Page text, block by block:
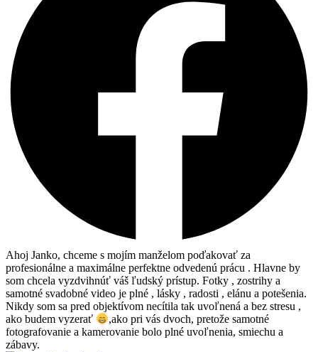
Ahoj Janko, chceme s mojím manželom poďakovať za
profesionálne a maximálne perfektne odvedenú prácu . Hlavne by
som chcela vyzdvihnúť váš ľudský prístup. Fotky , zostrihy a
samotné svadobné video je plné , lásky , radosti , elánu a potešenia.
Nikdy som sa pred objektívom necítila tak uvoľnená a bez stresu ,
ako budem vyzerať
,ako pri vás dvoch, pretože samotné
fotografovanie a kamerovanie bolo plné uvoľnenia, smiechu a
zábavy.